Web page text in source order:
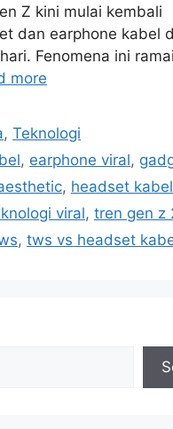
Z kini mulai kembali
dan earphone kabel
Fenomena ini
more
,Teknologi
, earphone viral,
, headset kabel
viral, tren gen z
, tws vs headset